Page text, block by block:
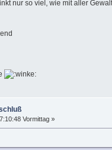
so viel, wie mit aller Gewalt
Vormittag »